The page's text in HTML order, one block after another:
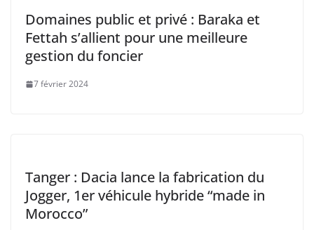
Domaines public et privé : Baraka et
Fettah s’allient pour une meilleure
gestion du foncier
7 février 2024
Tanger : Dacia lance la fabrication du
Jogger, 1er véhicule hybride “made in
Morocco”